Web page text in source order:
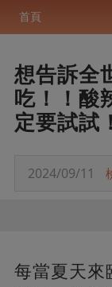
首頁
想告訴全
吃！！酸
定要試試！
2024/09/11
每當夏天來